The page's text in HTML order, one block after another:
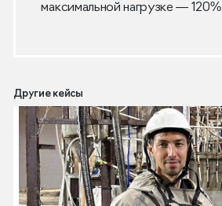
максимальной нагрузке — 120%
Другие кейсы